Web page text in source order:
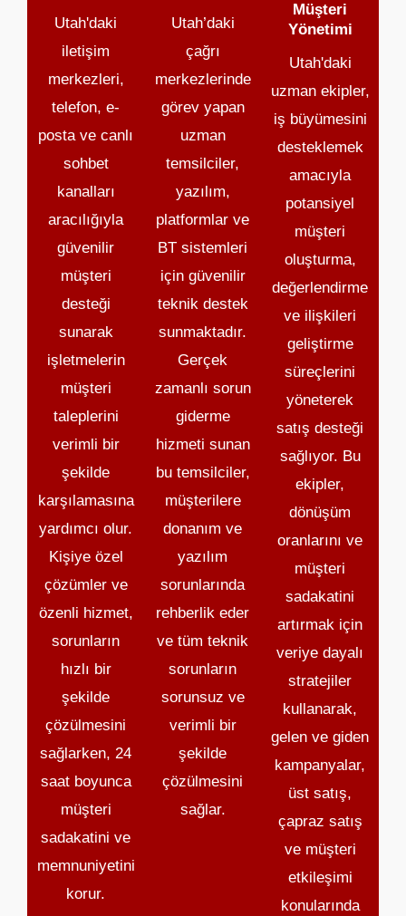
Utah'daki
iletişim
merkezleri,
telefon, e-
posta ve canlı
sohbet
kanalları
aracılığıyla
güvenilir
müşteri
desteği
sunarak
işletmelerin
müşteri
taleplerini
verimli bir
şekilde
karşılamasına
yardımcı olur.
Kişiye özel
çözümler ve
özenli hizmet,
sorunların
hızlı bir
şekilde
çözülmesini
sağlarken, 24
saat boyunca
müşteri
sadakatini ve
memnuniyetini
korur.
Utah’daki
çağrı
merkezlerinde
görev yapan
uzman
temsilciler,
yazılım,
platformlar ve
BT sistemleri
için güvenilir
teknik destek
sunmaktadır.
Gerçek
zamanlı sorun
giderme
hizmeti sunan
bu temsilciler,
müşterilere
donanım ve
yazılım
sorunlarında
rehberlik eder
ve tüm teknik
sorunların
sorunsuz ve
verimli bir
şekilde
çözülmesini
sağlar.
Müşteri
Yönetimi
Utah'daki
uzman ekipler,
iş büyümesini
desteklemek
amacıyla
potansiyel
müşteri
oluşturma,
değerlendirme
ve ilişkileri
geliştirme
süreçlerini
yöneterek
satış desteği
sağlıyor. Bu
ekipler,
dönüşüm
oranlarını ve
müşteri
sadakatini
artırmak için
veriye dayalı
stratejiler
kullanarak,
gelen ve giden
kampanyalar,
üst satış,
çapraz satış
ve müşteri
etkileşimi
konularında